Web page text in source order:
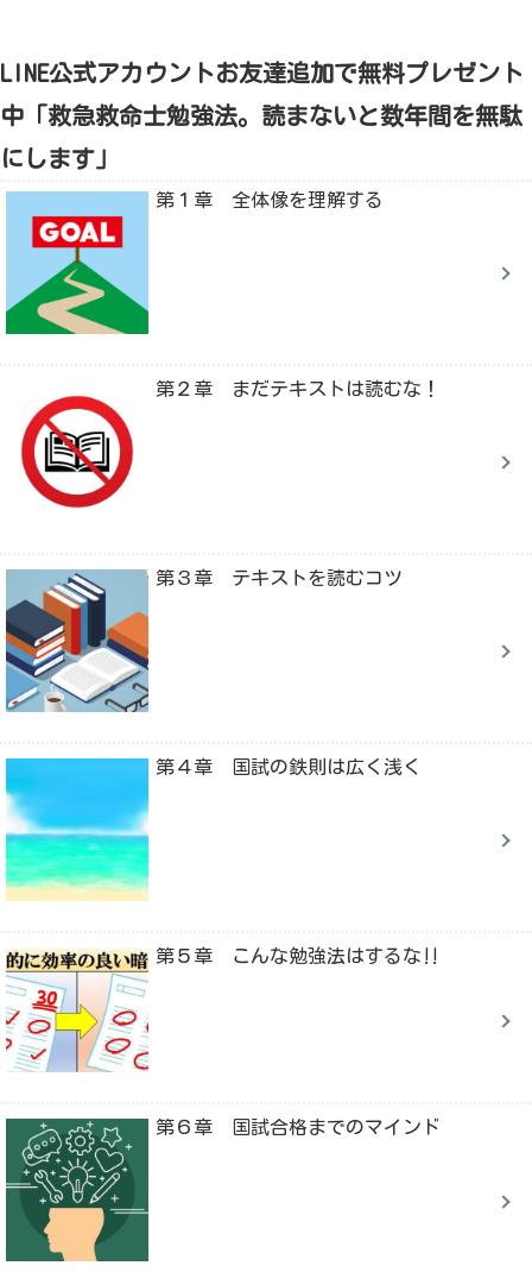
LINE公式アカウントお友達追加で無料プレゼント
中「救急救命士勉強法。読まないと数年間を無駄
にします」
第１章 全体像を理解する
第２章 まだテキストは読むな！
第３章 テキストを読むコツ
第４章 国試の鉄則は広く浅く
第５章 こんな勉強法はするな‼
第６章 国試合格までのマインド